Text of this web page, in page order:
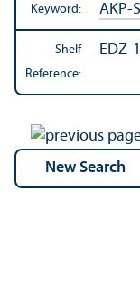
Keyword: AKP-
Shelf
Reference:
EDZ-